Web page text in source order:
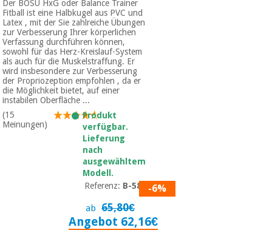
Der BOSU HxG oder Balance Trainer
Fitball ist eine Halbkugel aus PVC und
Latex , mit der Sie zahlreiche Übungen
zur Verbesserung Ihrer körperlichen
Verfassung durchführen können,
sowohl für das Herz-Kreislauf-System
als auch für die Muskelstraffung. Er
wird insbesondere zur Verbesserung
der Propriozeption empfohlen , da er
die Möglichkeit bietet, auf einer
instabilen Oberfläche ...
(15
Meinungen)
Produkt
verfügbar.
Lieferung
nach
ausgewähltem
Modell.
Referenz: B-58E -6%
ab 65,80€
Angebot 62,16€